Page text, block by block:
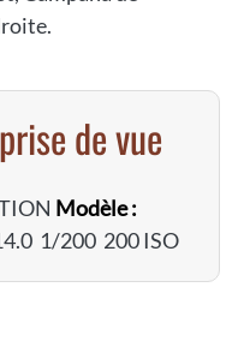
de vue
Modèle :
1/200 200 ISO